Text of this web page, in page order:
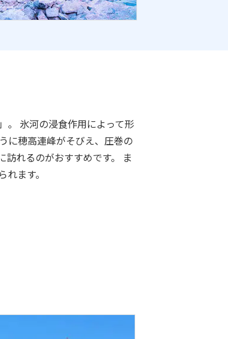
。 氷河の浸食作用によって形
に穂高連峰がそびえ、圧巻の
訪れるのがおすすめです。 ま
ます。